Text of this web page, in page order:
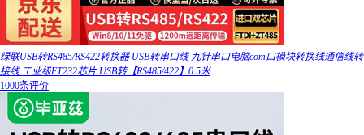
绿联USB转RS485/RS422转换器 USB转串口线 九针串口电脑com口模块转换线通信线转
接线 工业级FT232芯片 USB转【RS485/422】0.5米
1000条评价